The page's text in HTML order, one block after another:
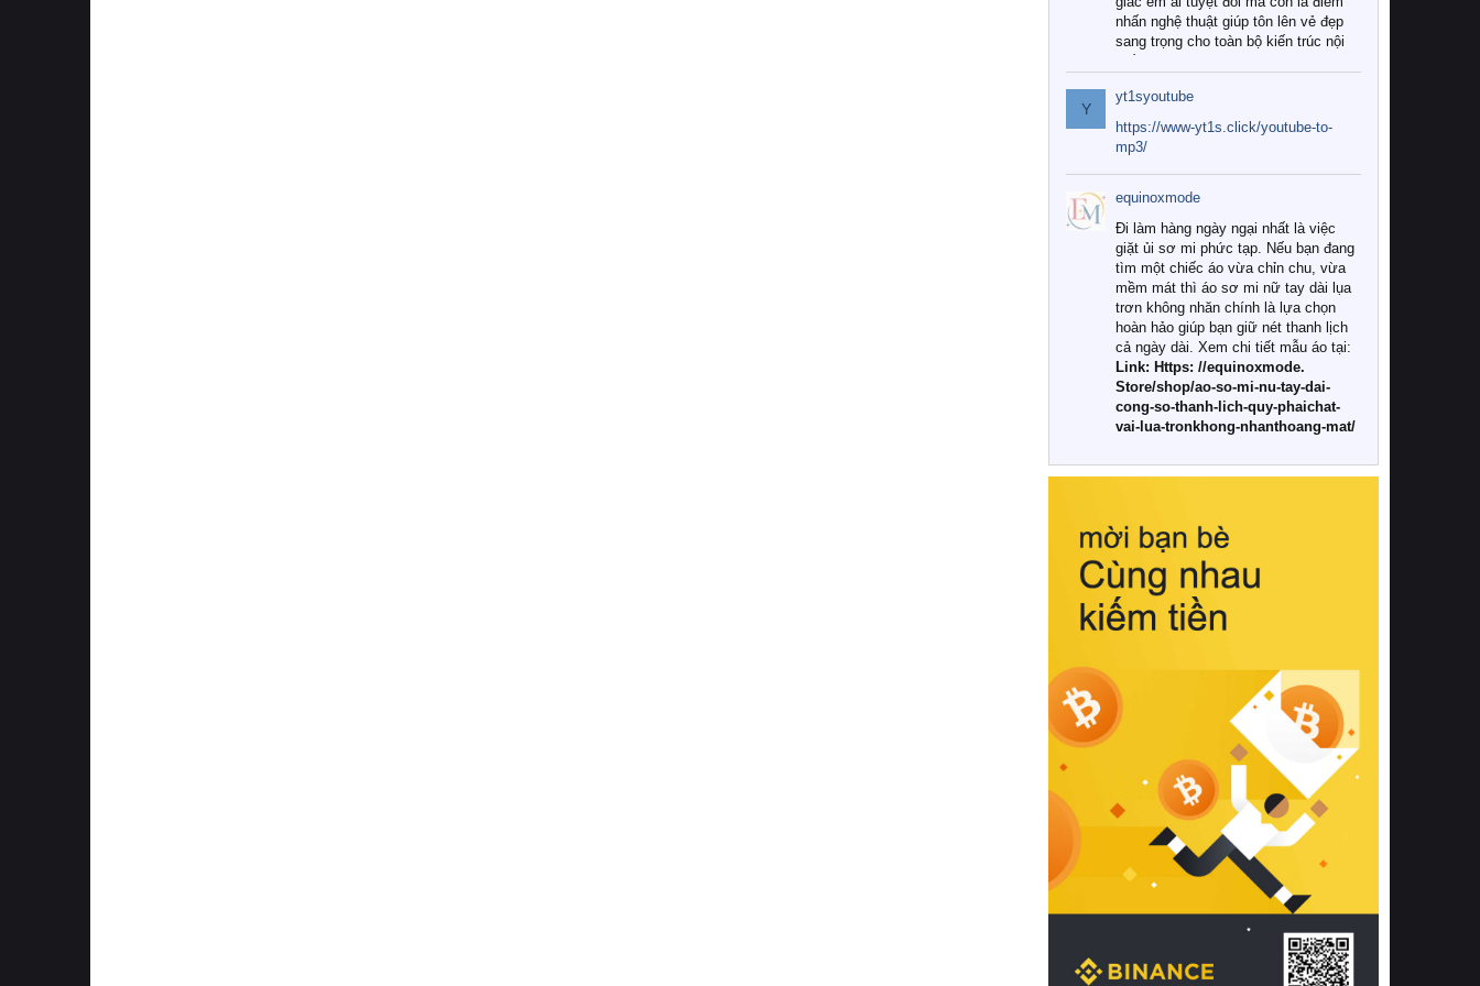
nhấn nghệ thuật giúp tôn lên vẻ đẹp
sang trọng cho toàn bộ kiến trúc nội
Tuy nhiên, giữa thị trường đa dạng
với vô vàn thương hiệu và mẫu mã
như hiện nay, làm thế nào để chọn
được những bộ chăn ga gối đệm cao
cấp thực sự chất lượng, phù hợp với
khí hậu và nhu cầu sử dụng của gia
đình? Hãy cùng chúng tôi đi tìm lời
giải đáp chi tiết qua bài viết dưới đây.
1. Tại sao các gia đình hiện đại lại ưa
chuộng chăn ga gối đệm cao cấp?
Khác với các dòng sản phẩm thông
thường, những bộ chăn ga gối đệm
cao cấp trải qua quy trình sản xuất
nghiêm ngặt từ khâu chọn lọc nguyên
liệu tự nhiên đến công nghệ dệt
nhuộm hiện đại không chứa hóa chất
này, bạn sẽ cảm nhận rõ rệt sự khác
hồi chuẩn xác của phần đệm nâng đỡ
cột sống.
Bên cạnh đó, việc lựa chọn các dòng
sản phẩm đạt chuẩn chất lượng quốc
tế còn giúp ngăn ngừa tình trạng kích
khuẩn và nấm mốc trong điều kiện
thời tiết nóng ẩm. Bạn có thể tìm hiểu
thêm các nghiên cứu khoa học về tác
động của giấc ngủ và môi trường
phòng ngủ đối với sức khỏe con
người tại Sleep Foundation (External
Link) để có cái nhìn toàn diện hơn.
2. Các tiêu chí vàng khi lựa chọn
chăn ga gối đệm cao cấp cho phòng
ngủ
Để sở hữu một bộ chăn ga gối đệm
cao cấp hoàn hảo cả về thẩm mỹ lẫn
công năng, người tiêu dùng cần cân
nhắc kỹ lưỡng các tiêu chí quan trọng
Y
yt1syoutube
https://www-yt1s.click/youtube-to-
mp3/
equinoxmode
Đi làm hàng ngày ngại nhất là việc
giặt ủi sơ mi phức tạp. Nếu bạn đang
tìm một chiếc áo vừa chỉn chu, vừa
mềm mát thì áo sơ mi nữ tay dài lụa
trơn không nhăn chính là lựa chọn
hoàn hảo giúp bạn giữ nét thanh lịch
cả ngày dài. Xem chi tiết mẫu áo tại:
Link: Https: //equinoxmode.
Store/shop/ao-so-mi-nu-tay-dai-
cong-so-thanh-lich-quy-phaichat-
vai-lua-tronkhong-nhanthoang-mat/